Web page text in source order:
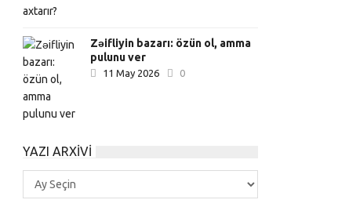
Zəifliyin bazarı: özün ol, amma
pulunu ver
11 May 2026 0
YAZI ARXIVI
Yazı
Arxivi